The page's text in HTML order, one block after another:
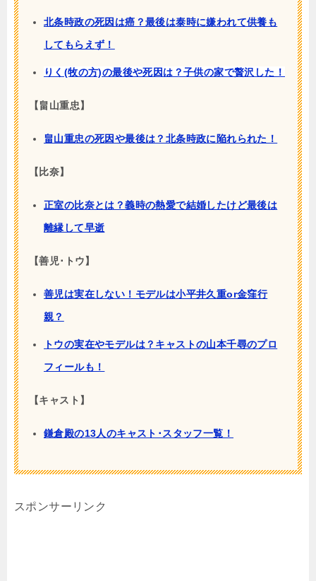
北条時政の死因は癌？最後は泰時に嫌われて供養も
してもらえず！
りく(牧の方)の最後や死因は？子供の家で贅沢した！
【畠山重忠】
畠山重忠の死因や最後は？北条時政に陥れられた！
【比奈】
正室の比奈とは？義時の熱愛で結婚したけど最後は
離縁して早逝
【善児･トウ】
善児は実在しない！モデルは小平井久重or金窪行
親？
トウの実在やモデルは？キャストの山本千尋のプロ
フィールも！
【キャスト】
鎌倉殿の13人のキャスト･スタッフ一覧！
スポンサーリンク